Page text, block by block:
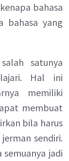
bahasa
bahasa yang
satunya
Hal ini
memiliki
membuat
bila harus
sendiri.
jadi